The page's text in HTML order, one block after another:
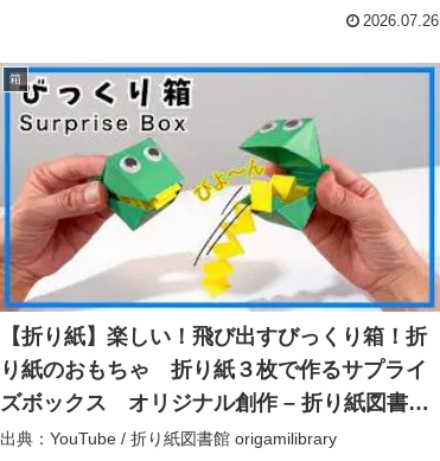
#origami #papertoy – 折り紙図書館
2026.07.26
箱
【折り紙】楽しい！飛び出すびっくり箱！折
り紙のおもちゃ 折り紙３枚で作るサプライ
ズボックス オリジナル創作 – 折り紙図書館
origamilibrary
出典：YouTube / 折り紙図書館 origamilibrary